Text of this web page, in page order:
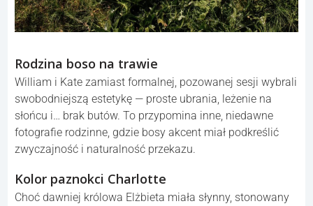
Rodzina boso na trawie
William i Kate zamiast formalnej, pozowanej sesji wybrali
swobodniejszą estetykę — proste ubrania, leżenie na
słońcu i… brak butów. To przypomina inne, niedawne
fotografie rodzinne, gdzie bosy akcent miał podkreślić
zwyczajność i naturalność przekazu.
Kolor paznokci Charlotte
Choć dawniej królowa Elżbieta miała słynny, stonowany